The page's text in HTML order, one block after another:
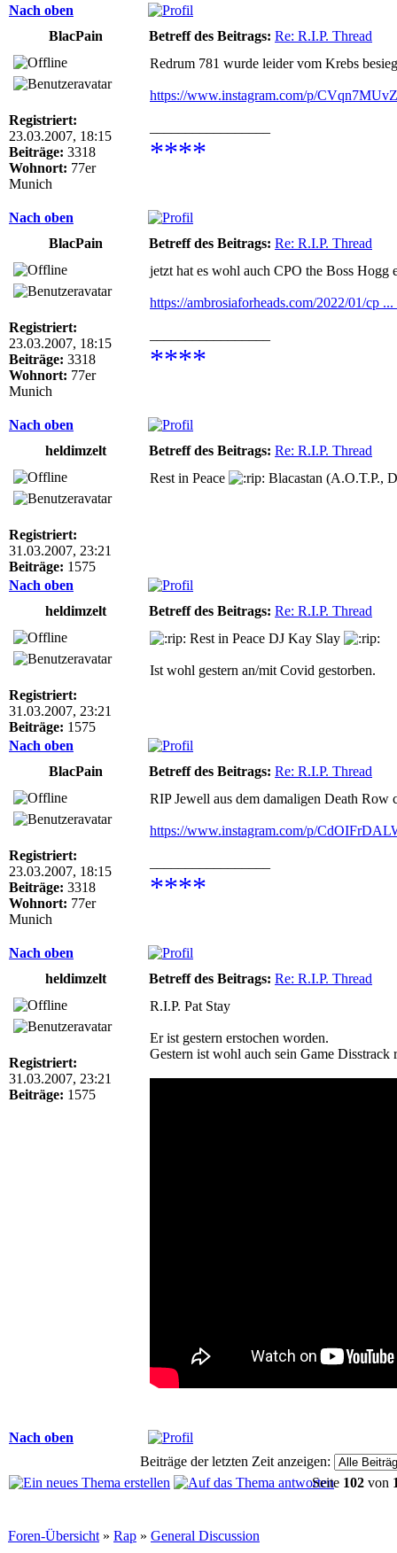
Nach oben
BlacPain
Betreff des Beitrags: Re: R.I.P. Thread
Registriert:
23.03.2007, 18:15
Beiträge: 3318
Wohnort: 77er
Munich
Redrum 781 wurde leider vom Krebs
https://www.instagram.com/p/
****
Nach oben
BlacPain
Betreff des Beitrags: Re: R.I.P. Thread
Registriert:
23.03.2007, 18:15
Beiträge: 3318
Wohnort: 77er
Munich
jetzt hat es wohl auch CPO the Boss Hogg
https://ambrosiaforheads.com/2022/01/cp
****
Nach oben
heldimzelt
Betreff des Beitrags: Re: R.I.P. Thread
Registriert:
31.03.2007, 23:21
Beiträge: 1575
Rest in Peace Blacastan (A.O.T.P.,
Nach oben
heldimzelt
Betreff des Beitrags: Re: R.I.P. Thread
Registriert:
31.03.2007, 23:21
Beiträge: 1575
Rest in Peace DJ Kay Slay
Ist wohl gestern an/mit Covid gestorben.
Nach oben
BlacPain
Betreff des Beitrags: Re: R.I.P. Thread
Registriert:
23.03.2007, 18:15
Beiträge: 3318
Wohnort: 77er
Munich
RIP Jewell aus dem damaligen Death Row
https://www.instagram.com/p/
****
Nach oben
heldimzelt
Betreff des Beitrags: Re: R.I.P. Thread
Registriert:
31.03.2007, 23:21
Beiträge: 1575
R.I.P. Pat Stay
Er ist gestern erstochen worden.
Gestern ist wohl auch sein Game Disstrack
Nach oben
Beiträge der letzten Zeit anzeigen:
Seite 102 von
Foren-Übersicht » Rap » General Discussion